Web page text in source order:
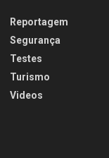
Reportagem
Segurança
Testes
Turismo
Videos